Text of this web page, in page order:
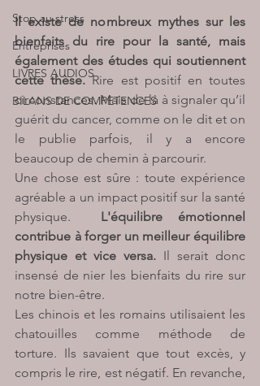
Stop au stress
Entreprises
LIVRES AUDIOS
BILANS DE COMPETENCES
Il existe de nombreux mythes sur les
bienfaits du rire pour la santé, mais
également des études qui soutiennent
cette thèse. Rire est positif en toutes
circonstances. Mais de là à signaler qu’il
guérit du cancer, comme on le dit et on
le publie parfois, il y a encore
beaucoup de chemin à parcourir.
Une chose est sûre : toute expérience
agréable a un impact positif sur la santé
physique.
L'équilibre émotionnel
contribue à forger un meilleur équilibre
physique et vice versa. Il serait donc
insensé de nier les bienfaits du rire sur
notre bien-être.
Les chinois et les romains utilisaient les
chatouilles comme méthode de
torture. Ils savaient que tout excès, y